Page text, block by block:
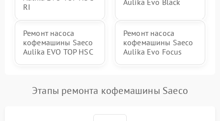
RI
Aulika Evo Black
Ремонт насоса
кофемашины Saeco
Aulika EVO TOP HSC
Ремонт насоса
кофемашины Saeco
Aulika Evo Focus
Этапы ремонта кофемашины Saeco